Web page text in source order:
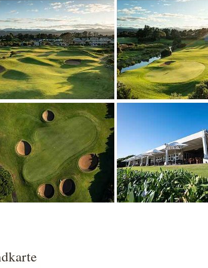
larger version Show larger version
larger version